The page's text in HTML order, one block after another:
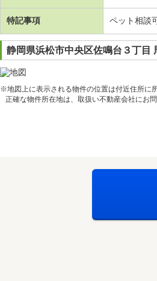
特記事項 ペット相談
静岡県浜松市中央区佐鳴台３丁目
※地図上に表示される物件の位置は付近住所に
正確な物件所在地は、取扱い不動産会社にお